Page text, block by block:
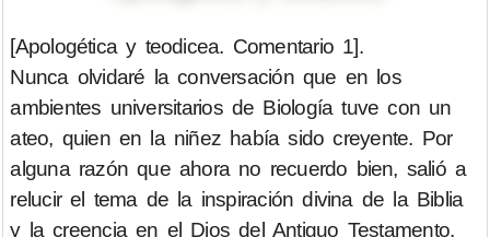
[Apologética y teodicea. Comentario 1].
Nunca olvidaré la conversación que en los
ambientes universitarios de Biología tuve con un
ateo, quien en la niñez había sido creyente. Por
alguna razón que ahora no recuerdo bien, salió a
relucir el tema de la inspiración divina de la Biblia
y la creencia en el Dios del Antiguo Testamento.